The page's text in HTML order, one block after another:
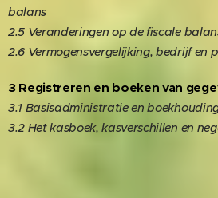
balans
2.5 Veranderingen op de fiscale
2.6 Vermogensvergelijking, bedrijf en
3 Registreren en boeken van
3.1 Basisadministratie en
3.2 Het kasboek, kasverschillen en